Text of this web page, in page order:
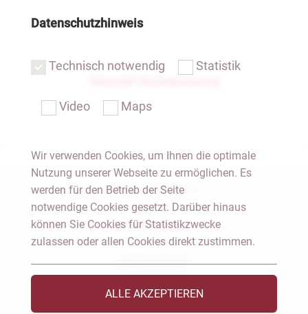
Notar Dresden
Fachgebiete
Das Notariat
Vorträge & Veröffentlichungen
Datenschutzhinweis
Technisch notwendig Statistik
Video Maps
Wir verwenden Cookies, um Ihnen die optimale
Nutzung unserer Webseite zu ermöglichen. Es
werden für den Betrieb der Seite
notwendige Cookies gesetzt. Darüber hinaus
können Sie Cookies für Statistikzwecke
zulassen oder allen Cookies direkt zustimmen.
ALLE AKZEPTIEREN